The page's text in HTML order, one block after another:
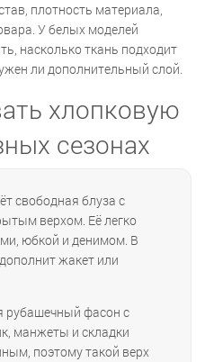
плотность материала,
У белых моделей
насколько ткань подходит
ли дополнительный слой.
хлопковую
сезонах
свободная блуза с
верхом. Её легко
юбкой и денимом. В
жакет или
рубашечный фасон с
манжеты и складки
поэтому такой верх